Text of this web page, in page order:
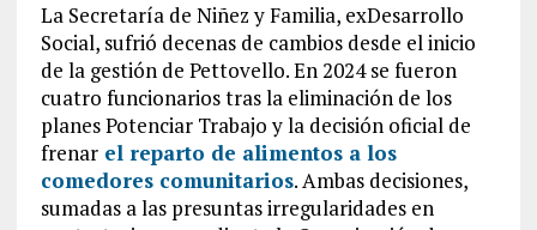
La Secretaría de Niñez y Familia, exDesarrollo
Social, sufrió decenas de cambios desde el inicio
de la gestión de Pettovello. En 2024 se fueron
cuatro funcionarios tras la eliminación de los
planes Potenciar Trabajo y la decisión oficial de
frenarel reparto de alimentos a los
comedores comunitarios. Ambas decisiones,
sumadas a las presuntas irregularidades en